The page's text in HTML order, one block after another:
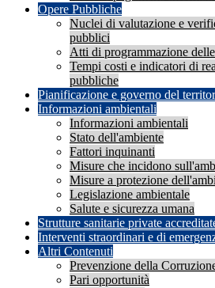
Opere Pubbliche
Nuclei di valutazione e
pubblici
Atti di programmazione
Tempi costi e indicatori di
pubbliche
Pianificazione e governo del
Informazioni ambientali
Informazioni ambientali
Stato dell'ambiente
Fattori inquinanti
Misure che incidono
Misure a protezione
Legislazione ambientale
Salute e sicurezza umana
Strutture sanitarie private
Interventi straordinari e di
Altri Contenuti
Prevenzione della
Pari opportunità